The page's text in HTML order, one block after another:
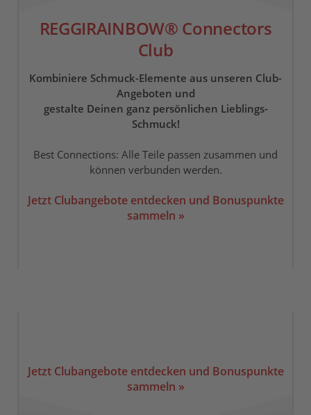
REGGIRAINBOW® Connectors
Club
Kombiniere Schmuck-Elemente aus unseren Club-
Angeboten und
gestalte Deinen ganz persönlichen Lieblings-
Schmuck!
Best Connections: Alle Teile passen zusammen und
können verbunden werden.
Jetzt Clubangebote entdecken und Bonuspunkte
sammeln »
Jetzt Clubangebote entdecken und Bonuspunkte
sammeln »